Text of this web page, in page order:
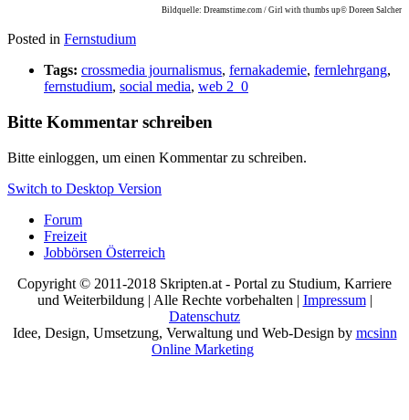
Bildquelle: Dreamstime.com / Girl with thumbs up© Doreen Salcher
Posted in Fernstudium
Tags: crossmedia journalismus, fernakademie, fernlehrgang,
fernstudium, social media, web 2_0
Bitte Kommentar schreiben
Bitte einloggen, um einen Kommentar zu schreiben.
Switch to Desktop Version
Forum
Freizeit
Jobbörsen Österreich
Copyright © 2011-2018 Skripten.at - Portal zu Studium, Karriere
und Weiterbildung | Alle Rechte vorbehalten | Impressum|
Datenschutz
Idee, Design, Umsetzung, Verwaltung und Web-Design by mcsinn
Online Marketing